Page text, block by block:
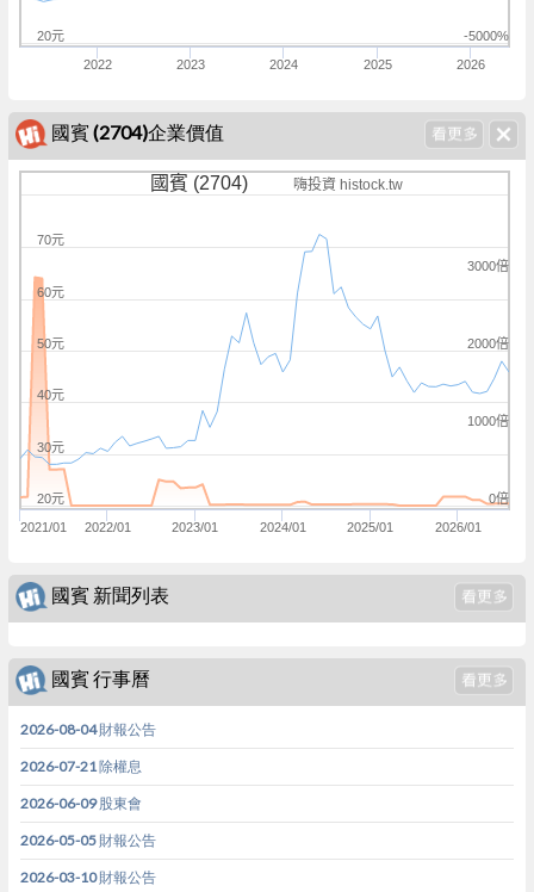
2022 2023 2024 2025 2026
-5000%
20元
國賓 (2704)企業價值
國賓 (2704) 嗨投資 histock.tw
2021/01 2022/01 2023/01 2024/01 2025/01 2026/01
0倍
1000倍
2000倍
3000倍
20元
30元
40元
50元
60元
70元
國賓 新聞列表
國賓 行事曆
2026-08-04 財報公告
2026-07-21 除權息
2026-06-09 股東會
2026-05-05 財報公告
2026-03-10 財報公告